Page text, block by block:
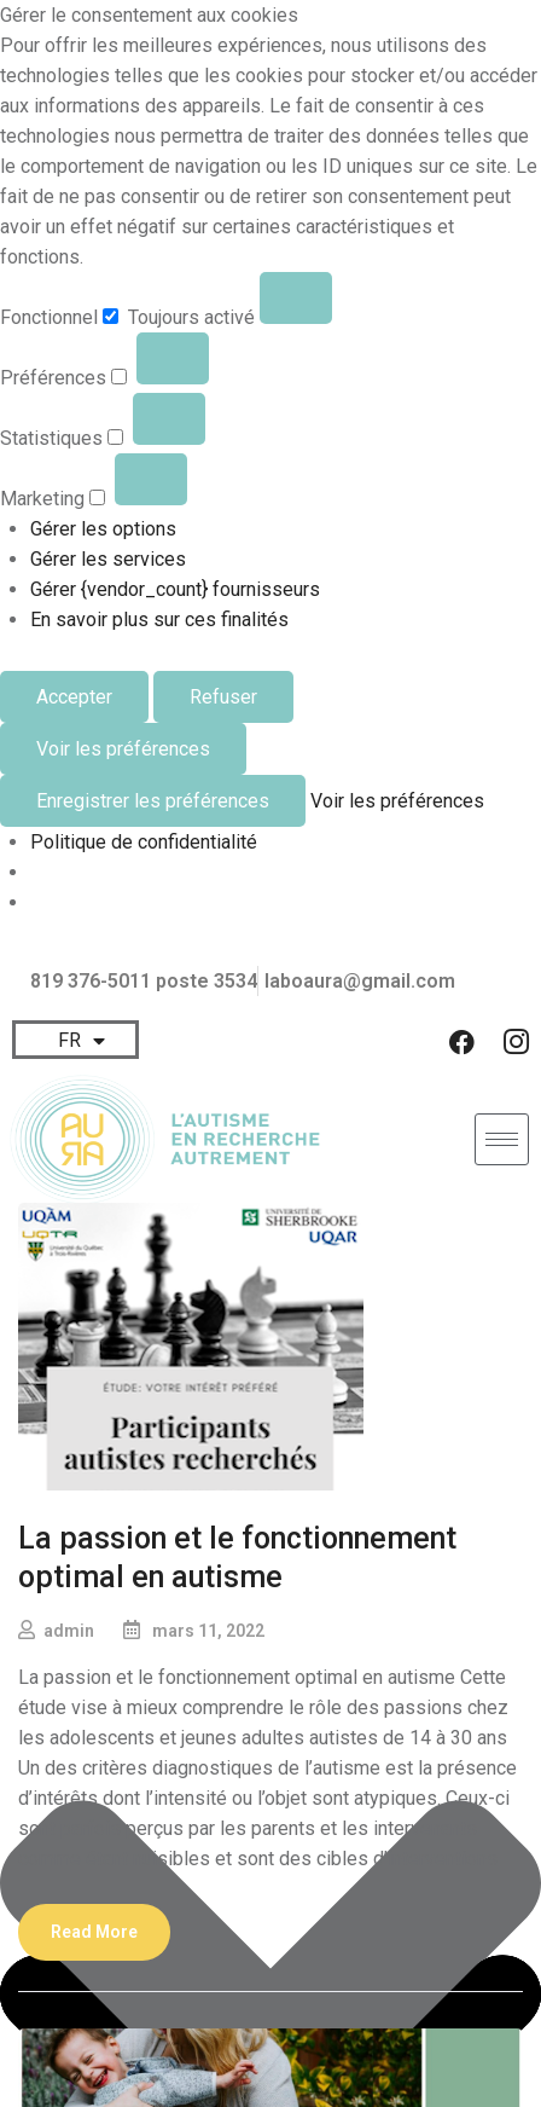
Gérer le consentement aux cookies
Pour offrir les meilleures expériences, nous utilisons des
technologies telles que les cookies pour stocker et/ou accéder
aux informations des appareils. Le fait de consentir à ces
technologies nous permettra de traiter des données telles que
le comportement de navigation ou les ID uniques sur ce site. Le
fait de ne pas consentir ou de retirer son consentement peut
avoir un effet négatif sur certaines caractéristiques et
fonctions.
Fonctionnel Toujours activé
Préférences
Statistiques
Marketing
Gérer les options
Gérer les services
Gérer {vendor_count} fournisseurs
En savoir plus sur ces finalités
Accepter Refuser
Voir les préférences
Enregistrer les préférences
Voir les préférences
Politique de confidentialité
819 376-5011 poste 3534 laboaura@gmail.com
FR
EN
La passion et le fonctionnement
optimal en autisme
admin mars 11, 2022
La passion et le fonctionnement optimal en autisme Cette
étude vise à mieux comprendre le rôle des passions chez
les adolescents et jeunes adultes autistes de 14 à 30 ans
Un des critères diagnostiques de l’autisme est la présence
d’intérêts dont l’intensité ou l’objet sont atypiques. Ceux-ci
sont parfois perçus par les parents et les intervenants
comme étant nuisibles et sont des cibles d’interventions
Read More